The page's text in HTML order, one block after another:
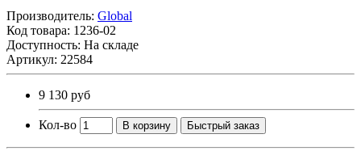
Производитель: Global
Код товара: 1236-02
Доступность: На складе
Артикул: 22584
9 130 руб
Кол-во В корзину Быстрый заказ